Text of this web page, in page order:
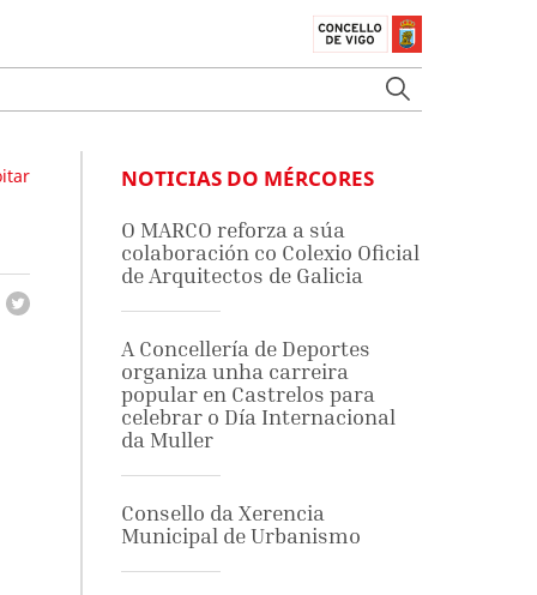
NOTICIAS DO MÉRCORES
O MARCO reforza a súa
colaboración co Colexio Oficial
de Arquitectos de Galicia
A Concellería de Deportes
organiza unha carreira
popular en Castrelos para
celebrar o Día Internacional
da Muller
Consello da Xerencia
Municipal de Urbanismo